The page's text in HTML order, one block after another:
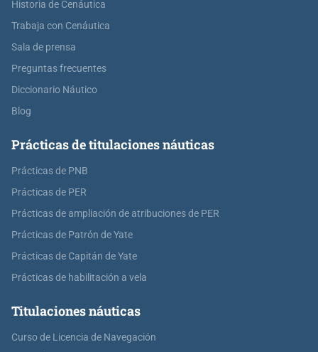
Historia de Cenáutica
Trabaja con Cenáutica
Sala de prensa
Preguntas frecuentes
Diccionario Náutico
Blog
Prácticas de titulaciones náuticas
Prácticas de PNB
Prácticas de PER
Prácticas de ampliación de atribuciones de PER
Prácticas de Patrón de Yate
Prácticas de Capitán de Yate
Prácticas de habilitación a vela
Titulaciones náuticas
Curso de Licencia de Navegación